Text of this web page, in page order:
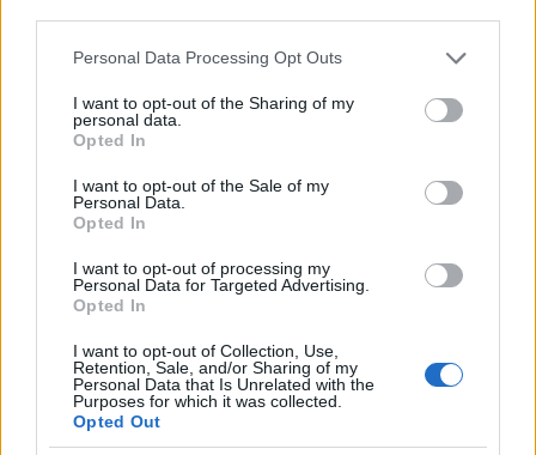
Please note that this website/app uses one or more Google
not limited to your visit or usage behaviour. You may click to
grant or deny consent to Google and its third-party tags to
use your data for below specified purposes in below Google
consent section.
Personal Data Processing Opt Outs
I want to opt-out of the Sharing of my
personal data.
Opted In
I want to opt-out of the Sale of my
Personal Data.
Opted In
I want to opt-out of processing my
Personal Data for Targeted Advertising.
Opted In
I want to opt-out of Collection, Use,
Retention, Sale, and/or Sharing of my
Personal Data that Is Unrelated with the
Purposes for which it was collected.
Opted Out
lyukasztottál-e, és hogy a metrón lyukasztás óta
mennyi idő telt el. Megoldható lenne.
Ott lenne szívás az idő alap, amikor buszról-buszra
lyukasztó van.
nézni, hogy tényleg azon a buszon lyukasztottál-e,
amin vagy. (Ez az átszállójegy alapja).
De az átszálló jegy drágább (két utazás esetén
olcsóbb) így hülye lenne a BKV 1 vonaljegy árán két
utazást engedni.